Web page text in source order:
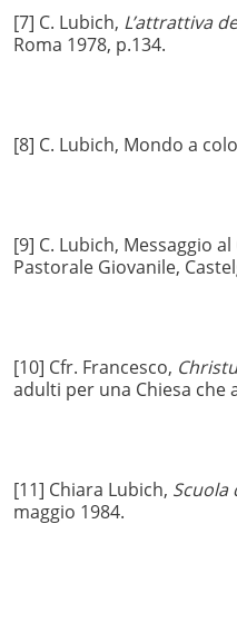
[7] C. Lubich, L’attrattiva
Roma 1978, p.134.
[8] C. Lubich, Mondo a
[9] C. Lubich, Messaggio
Pastorale Giovanile,
[10] Cfr. Francesco,
adulti per una Chiesa che
[11] Chiara Lubich, Scuola
maggio 1984.